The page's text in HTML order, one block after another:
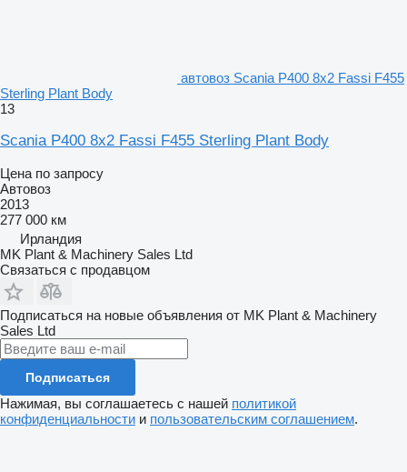
автовоз Scania P400 8x2 Fassi F455
Sterling Plant Body
13
Scania P400 8x2 Fassi F455 Sterling Plant Body
Цена по запросу
Автовоз
2013
277 000 км
Ирландия
MK Plant & Machinery Sales Ltd
Связаться с продавцом
Подписаться на новые объявления от MK Plant & Machinery
Sales Ltd
Подписаться
Нажимая, вы соглашаетесь с нашей политикой
конфиденциальности и пользовательским соглашением.